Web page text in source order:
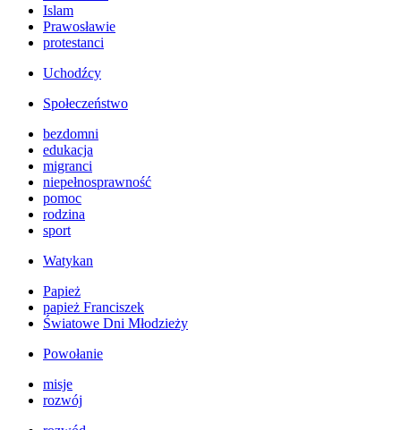
Islam
Prawosławie
protestanci
Uchodźcy
Społeczeństwo
bezdomni
edukacja
migranci
niepełnosprawność
pomoc
rodzina
sport
Watykan
Papież
papież Franciszek
Światowe Dni Młodzieży
Powołanie
misje
rozwój